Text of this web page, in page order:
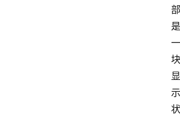
部
是
一
块
显
示
状